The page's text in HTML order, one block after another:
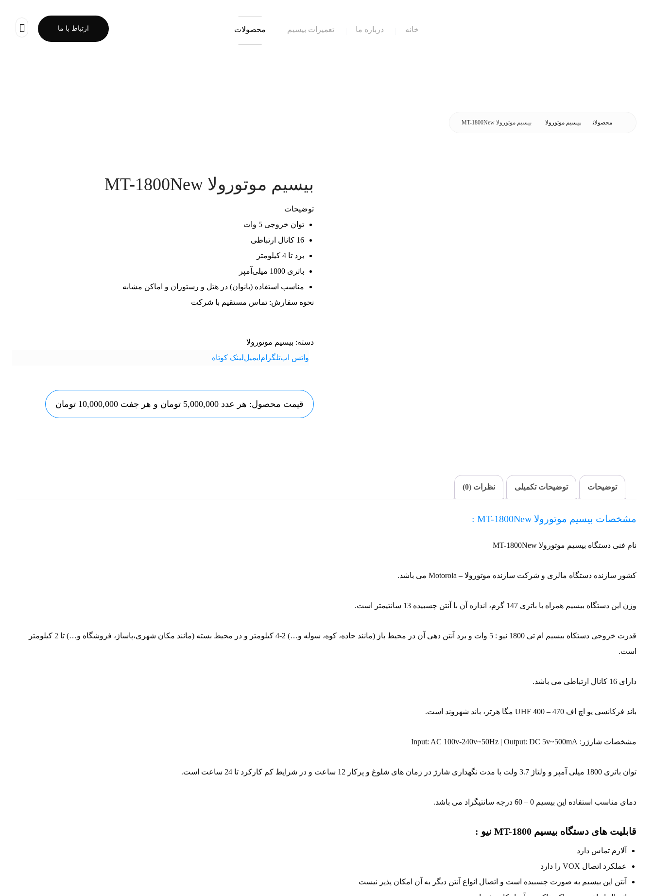
خانه درباره ما تعمیرات بیسیم محصولات ارتباط با ما
محصولات بیسیم موتورولا بیسیم موتورولا MT-1800New
بیسیم موتورولا MT-1800New
توضیحات
توان خروجی 5 وات
16 کانال ارتباطی
برد تا 4 کیلومتر
باتری 1800 میلی‌آمپر
مناسب استفاده (بانوان) در هتل و رستوران و اماکن مشابه
نحوه سفارش: تماس مستقیم با شرکت
دسته: بیسیم موتورولا
واتس اپتلگرام ایمیللینک کوتاه
قیمت محصول: هر عدد 5,000,000 تومان و هر جفت 10,000,000 تومان
توضیحات توضیحات تکمیلی نظرات (0)
مشخصات بیسیم موتورولا MT-1800New :
نام فنی دستگاه بیسیم موتورولا MT-1800New
کشور سازنده دستگاه مالزی و شرکت سازنده موتورولا – Motorola می باشد.
وزن این دستگاه بیسیم همراه با باتری 147 گرم، اندازه آن با آنتن چسبیده 13 سانتیمتر است.
قدرت خروجی دستکاه بیسیم ام تی 1800 نیو : 5 وات و برد آنتن دهی آن در محیط باز (مانند جاده، کوه، سوله و…) 2-4 کیلومتر و در محیط بسته (مانند مکان شهری،پاساژ، فروشگاه و…) تا 2 کیلومتر
است.
دارای 16 کانال ارتباطی می باشد.
باند فرکانسی یو اچ اف UHF 400 – 470 مگا هرتز، باند شهروند است.
مشخصات شارژر: Input: AC 100v-240v~50Hz | Output: DC 5v~500mA
توان باتری 1800 میلی آمپر و ولتاژ 3.7 ولت با مدت نگهداری شارژ در زمان های شلوغ و پرکار 12 ساعت و در شرایط کم کارکرد تا 24 ساعت است.
دمای مناسب استفاده این بیسیم 0 – 60 درجه سانتیگراد می باشد.
قابلیت های دستگاه بیسیم MT-1800 نیو :
آلارم تماس دارد
عملکرد اتصال VOX را دارد
آنتن این بیسیم به صورت چسبیده است و اتصال انواع آنتن دیگر به آن امکان پذیر نیست